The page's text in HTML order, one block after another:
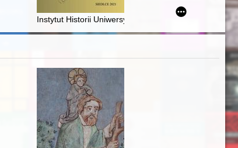
1960) - historyk, pedagog i działacz społeczny
Instytut Historii Uniwersytetu Przyrodniczo-